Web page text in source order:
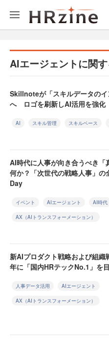
AIエージェントに関
Skillnoteが「スキルデータの
へ ロゴを刷新しAI活用を強化
AI スキル管理 スキルベース
AI時代に人事が向き合うべき「
何か？「次世代の戦略人事」
Day
イベント AIエージェント AI時代
AX（AIトランスフォーメーション）
新AIプロダクト戦略および組
年に「国内HRテックNo.1」
人事データ活用 AIエージェント
AX（AIトランスフォーメーション）